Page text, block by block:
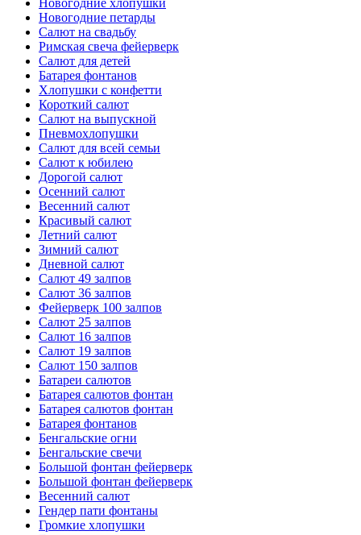
Новогодние хлопушки
Новогодние петарды
Салют на свадьбу
Римская свеча фейерверк
Салют для детей
Батарея фонтанов
Хлопушки с конфетти
Короткий салют
Салют на выпускной
Пневмохлопушки
Салют для всей семьи
Салют к юбилею
Дорогой салют
Осенний салют
Весенний салют
Красивый салют
Летний салют
Зимний салют
Дневной салют
Салют 49 залпов
Салют 36 залпов
Фейерверк 100 залпов
Салют 25 залпов
Салют 16 залпов
Салют 19 залпов
Салют 150 залпов
Батареи салютов
Батарея салютов фонтан
Батарея салютов фонтан
Батарея фонтанов
Бенгальские огни
Бенгальские свечи
Большой фонтан фейерверк
Большой фонтан фейерверк
Весенний салют
Гендер пати фонтаны
Громкие хлопушки